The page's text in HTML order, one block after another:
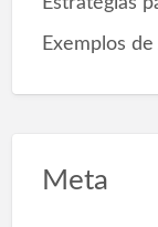
Exemplos
Meta